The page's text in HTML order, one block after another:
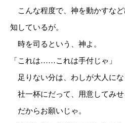
こんな程度で、神を動かすな
知しているが。
時を司るという、神よ。
「これは……これは手付じゃ」
足りない分は、わしが大人にな
社一杯にだって、用意してみせ
だからお願いじゃ。